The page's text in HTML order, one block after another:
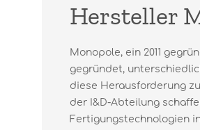
Hersteller
Monopole, ein 2011
gegründet,
diese Herausforderung
der I&D-Abteilung
Fertigungstechnologien